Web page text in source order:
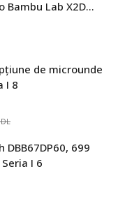
Bambu Lab X2D
de microunde
I 8
699
I 6